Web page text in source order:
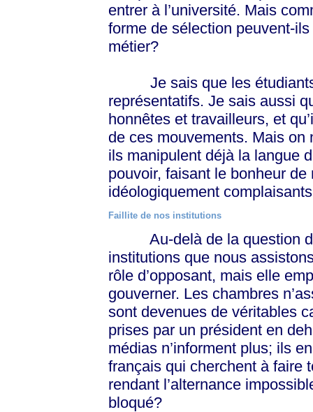
entrer à l’université. Mais
forme de sélection peuvent-
métier?
Je sais que les étudiants
représentatifs. Je sais aussi
honnêtes et travailleurs, et
de ces mouvements. Mais
ils manipulent déjà la langue
pouvoir, faisant le bonheur
idéologiquement
Faillite de nos institutions
Au-delà de la question du
institutions que nous
rôle d’opposant, mais elle
gouverner. Les chambres
sont devenues de véritables
prises par un président en
médias n’informent plus; ils
français qui cherchent à faire
rendant l’alternance
bloqué?